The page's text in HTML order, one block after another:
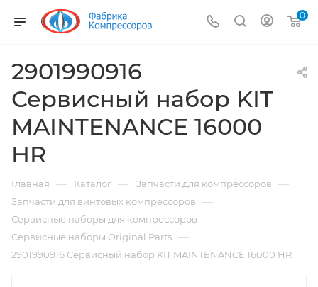
0
2901990916
Сервисный набор KIT
MAINTENANCE 16000
HR
Главная — Каталог — Запчасти для компрессоров —
Запчасти для винтовых компрессоров —
Сервисные наборы для компрессоров —
Сервисные наборы Original Parts —
2901990916 Сервисный набор KIT MAINTENANCE 16000 HR